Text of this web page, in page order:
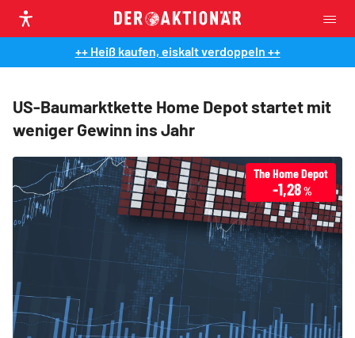
++ Heiß kaufen, eiskalt verdoppeln ++
US-Baumarktkette Home Depot startet mit
weniger Gewinn ins Jahr
The Home Depot
-1,28%